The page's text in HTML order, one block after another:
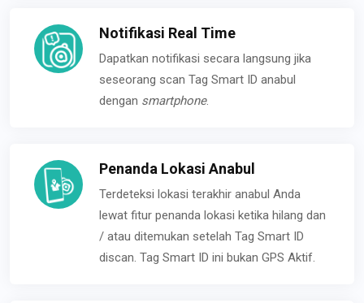
Notifikasi Real Time
Dapatkan notifikasi secara langsung jika
seseorang scan Tag Smart ID anabul
dengan smartphone.
Penanda Lokasi Anabul
Terdeteksi lokasi terakhir anabul Anda
lewat fitur penanda lokasi ketika hilang dan
/ atau ditemukan setelah Tag Smart ID
discan. Tag Smart ID ini bukan GPS Aktif.